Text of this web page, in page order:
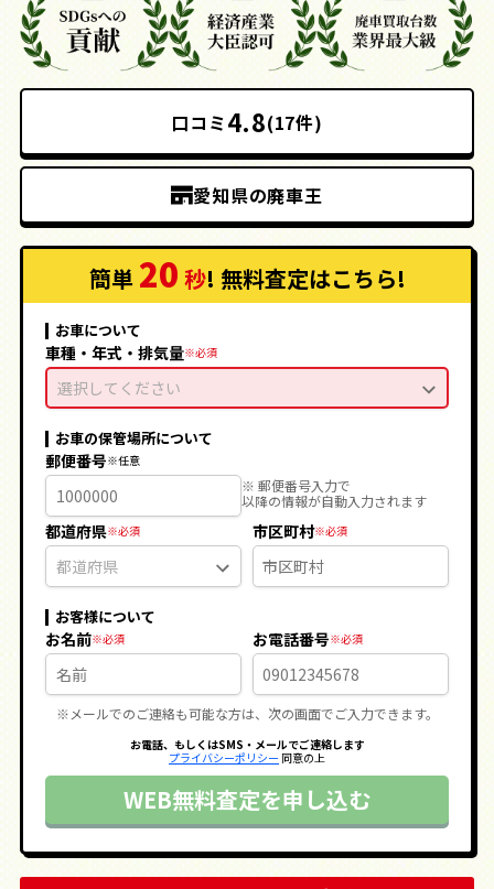
口コミ4.8(17件)
愛知県の廃車王
簡単 20 秒! 無料査定はこちら!
お車について
車種・年式・排気量
選択してください
お車の保管場所について
郵便番号
※ 郵便番号入力で
以降の情報が自動入力されます
都道府県 市区町村
お客様について
お名前 お電話番号
※メールでのご連絡も可能な方は、次の画面でご入力できます。
お電話、もしくはSMS・メールでご連絡します
プライバシーポリシー 同意の上
WEB無料査定を申し込む